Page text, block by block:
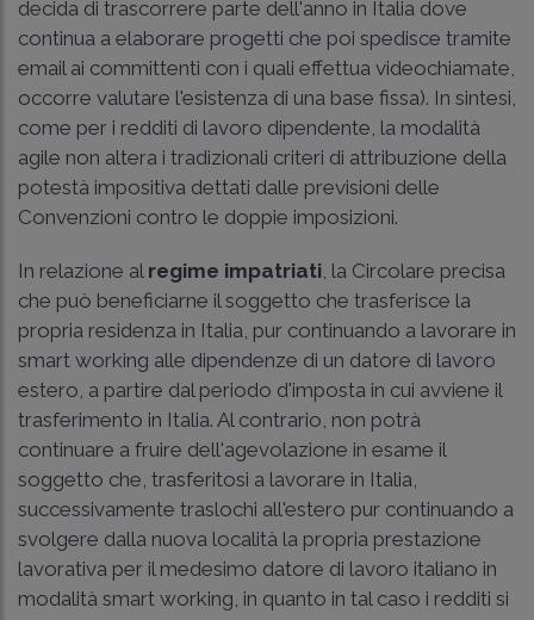
decida di trascorrere parte dell'anno in Italia dove
continua a elaborare progetti che poi spedisce tramite
email ai committenti con i quali effettua videochiamate,
occorre valutare l'esistenza di una base fissa). In sintesi,
come per i redditi di lavoro dipendente, la modalità
agile non altera i tradizionali criteri di attribuzione della
potestà impositiva dettati dalle previsioni delle
Convenzioni contro le doppie imposizioni.
In relazione al regime impatriati , la Circolare precisa
che può beneficiarne il soggetto che trasferisce la
propria residenza in Italia, pur continuando a lavorare in
smart working alle dipendenze di un datore di lavoro
estero, a partire dal periodo d'imposta in cui avviene il
trasferimento in Italia. Al contrario, non potrà
continuare a fruire dell'agevolazione in esame il
soggetto che, trasferitosi a lavorare in Italia,
successivamente traslochi all'estero pur continuando a
svolgere dalla nuova località la propria prestazione
lavorativa per il medesimo datore di lavoro italiano in
modalità smart working, in quanto in tal caso i redditi si